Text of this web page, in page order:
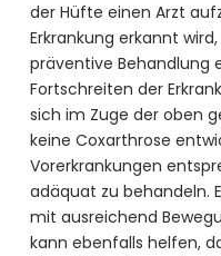
der Hüfte einen Arzt
Erkrankung erkannt
präventive Behandlung
Fortschreiten der
sich im Zuge der oben
keine Coxarthrose
Vorerkrankungen
adäquat zu behandeln.
mit ausreichend
kann ebenfalls helfen,